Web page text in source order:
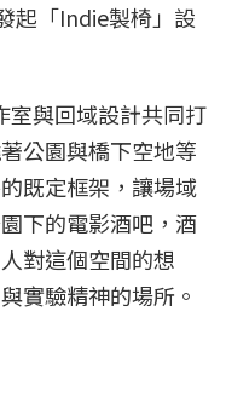
起「Indie製椅」設
室與回域設計共同打
公園與橋下空地等
既定框架，讓場域
下的電影酒吧，酒
對這個空間的想
實驗精神的場所。